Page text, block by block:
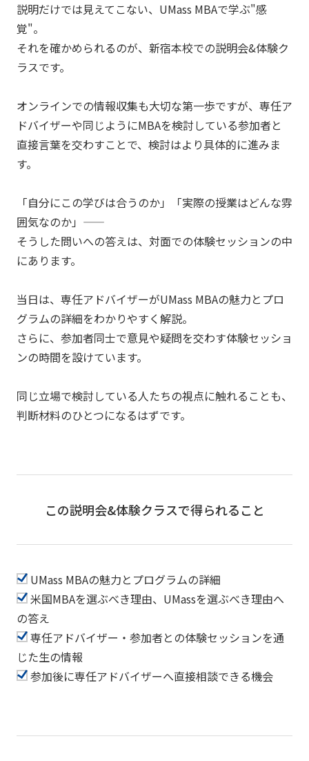
説明だけでは見えてこない、UMass MBAで学ぶ"感
覚"。
それを確かめられるのが、新宿本校での説明会&体験ク
ラスです。
オンラインでの情報収集も大切な第一歩ですが、専任ア
ドバイザーや同じようにMBAを検討している参加者と
直接言葉を交わすことで、検討はより具体的に進みま
す。
「自分にこの学びは合うのか」「実際の授業はどんな雰
囲気なのか」――
そうした問いへの答えは、対面での体験セッションの中
にあります。
当日は、専任アドバイザーがUMass MBAの魅力とプロ
グラムの詳細をわかりやすく解説。
さらに、参加者同士で意見や疑問を交わす体験セッショ
ンの時間を設けています。
同じ立場で検討している人たちの視点に触れることも、
判断材料のひとつになるはずです。
この説明会&体験クラスで得られること
UMass MBAの魅力とプログラムの詳細
米国MBAを選ぶべき理由、UMassを選ぶべき理由へ
の答え
専任アドバイザー・参加者との体験セッションを通
じた生の情報
参加後に専任アドバイザーへ直接相談できる機会